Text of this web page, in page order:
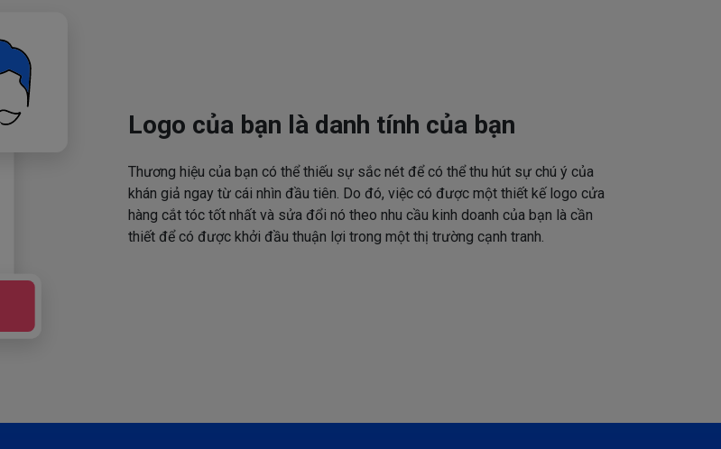
Logo của bạn là danh tính của bạn
Thương hiệu của bạn có thể thiếu sự sắc nét để có thể thu hút sự chú ý của
khán giả ngay từ cái nhìn đầu tiên. Do đó, việc có được một thiết kế logo cửa
hàng cắt tóc tốt nhất và sửa đổi nó theo nhu cầu kinh doanh của bạn là cần
thiết để có được khởi đầu thuận lợi trong một thị trường cạnh tranh.